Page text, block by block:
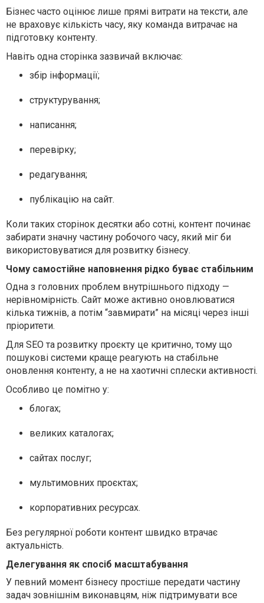
Бізнес часто оцінює лише прямі витрати на тексти, але
не враховує кількість часу, яку команда витрачає на
підготовку контенту.
Навіть одна сторінка зазвичай включає:
збір інформації;
структурування;
написання;
перевірку;
редагування;
публікацію на сайт.
Коли таких сторінок десятки або сотні, контент починає
забирати значну частину робочого часу, який міг би
використовуватися для розвитку бізнесу.
Чому самостійне наповнення рідко буває стабільним
Одна з головних проблем внутрішнього підходу —
нерівномірність. Сайт може активно оновлюватися
кілька тижнів, а потім “завмирати” на місяці через інші
пріоритети.
Для SEO та розвитку проєкту це критично, тому що
пошукові системи краще реагують на стабільне
оновлення контенту, а не на хаотичні сплески активності.
Особливо це помітно у:
блогах;
великих каталогах;
сайтах послуг;
мультимовних проєктах;
корпоративних ресурсах.
Без регулярної роботи контент швидко втрачає
актуальність.
Делегування як спосіб масштабування
У певний момент бізнесу простіше передати частину
задач зовнішнім виконавцям, ніж підтримувати все